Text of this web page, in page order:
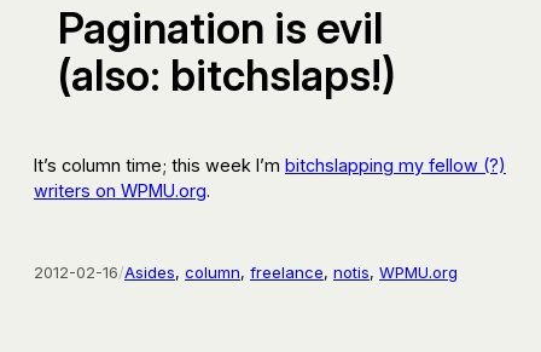
Pagination is evil
(also: bitchslaps!)
It’s column time; this week I’m bitchslapping my fellow (?)
writers on WPMU.org.
2012-02-16/Asides, column, freelance, notis, WPMU.org